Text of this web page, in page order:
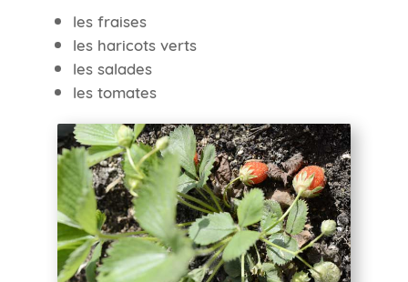
les fraises
les haricots verts
les salades
les tomates